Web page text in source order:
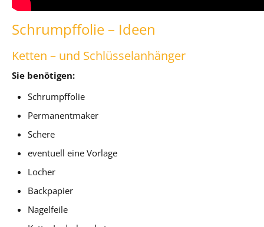
Schrumpffolie – Ideen
Ketten – und Schlüsselanhänger
Sie benötigen:
Schrumpffolie
Permanentmaker
Schere
eventuell eine Vorlage
Locher
Backpapier
Nagelfeile